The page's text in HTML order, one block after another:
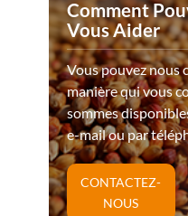
Comment
Vous Aider
Vous pouvez nous
manière qui vous
sommes
e-mail ou par
CONTACTEZ-
NOUS